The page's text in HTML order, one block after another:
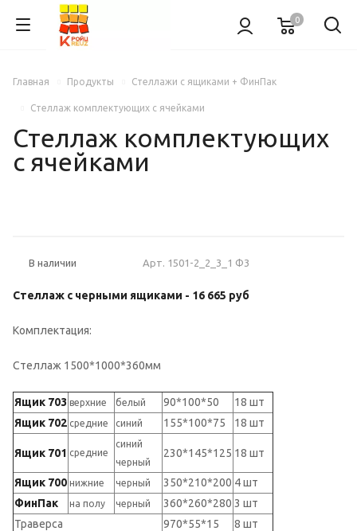
0
Главная Продукты Стеллажи с ящиками + ФинПак
Стеллаж комплектующих с ячейками
Стеллаж комплектующих
с ячейками
В наличии Арт. 1501-2_2_3_1 Ф3
Стеллаж с черными ящиками - 16 665 руб
Комплектация:
Стеллаж 1500*1000*360мм
Ящик 703 верхние белый 90*100*50
18 шт
Ящик 702 средние синий 155*100*75 18 шт
Ящик 701 средние
синий
черный
230*145*125 18 шт
Ящик 700 нижние черный 350*210*200 4 шт
ФинПак
на полу черный 360*260*280 3 шт
Траверса
970*55*15
8 шт